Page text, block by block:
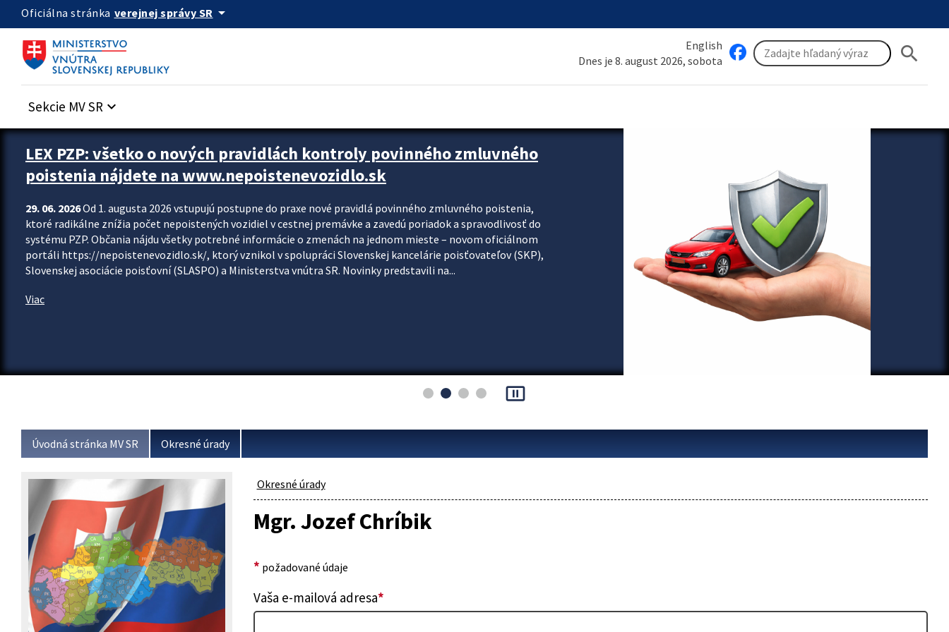
Preskocit na hlavný obsah
Oficiálna stránka verejnej správy SR arrow_drop_down
English
Dnes je 8. august 2026, sobota
search
Sekcie MV SR keyboard_arrow_down
Zastavit automatický posun upútavok
LEX PZP: všetko o nových pravidlách kontroly povinného zmluvného
poistenia nájdete na www.nepoistenevozidlo.sk
29. 06. 2026Od 1. augusta 2026 vstupujú postupne do praxe nové pravidlá povinného zmluvného poistenia,
ktoré radikálne znížia počet nepoistených vozidiel v cestnej premávke a zavedú poriadok a spravodlivosť do
systému PZP. Občania nájdu všetky potrebné informácie o zmenách na jednom mieste – novom oficiálnom
portáli https://nepoistenevozidlo.sk/, ktorý vznikol v spolupráci Slovenskej kancelárie poisťovateľov (SKP),
Slovenskej asociácie poisťovní (SLASPO) a Ministerstva vnútra SR. Novinky predstavili na...
Viac
pause_presentation
Úvodná stránka MV SR Okresné úrady
Okresné úrady
Mgr. Jozef Chríbik
* požadované údaje
Vaša e-mailová adresa*